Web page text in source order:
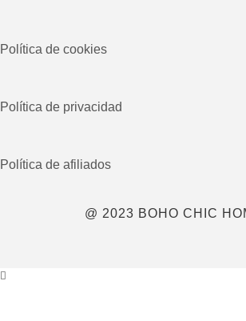
Política de cookies
Política de privacidad
Política de afiliados
@ 2023 BOHO CHIC